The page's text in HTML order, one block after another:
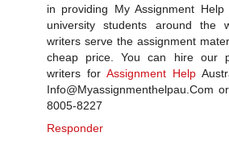
in providing My Assignment
university students around the
writers serve the assignment
cheap price. You can hire our
writers forAssignment Help
Info@Myassignmenthelpau.Com
8005-8227
Responder